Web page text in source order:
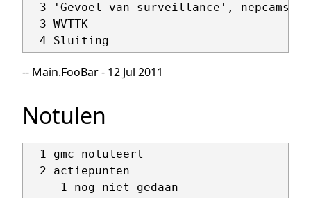
3 'Gevoel van surveillance', nepcams
  3 WVTTK
-- Main.FooBar - 12 Jul 2011
Notulen
  1 gmc notuleert
  2 actiepunten
     1 nog niet gedaan